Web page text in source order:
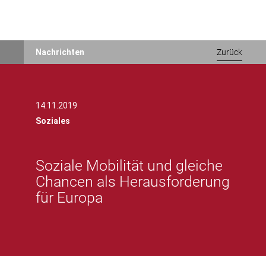
Nachrichten Zurück
14.11.2019
Soziales
Soziale Mobilität und gleiche
Chancen als Herausforderung
für Europa